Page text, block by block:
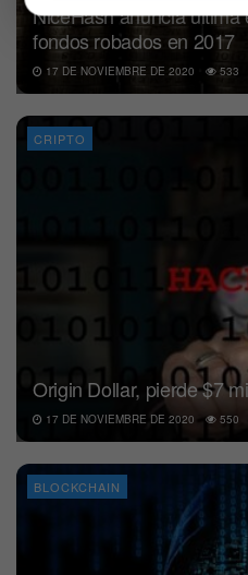
NiceHash anuncia
fondos robados en 2017
17 DE NOVIEMBRE DE 2020 533
CRIPTO
Origin Dollar, pierde $7
17 DE NOVIEMBRE DE 2020 550
BLOCKCHAIN